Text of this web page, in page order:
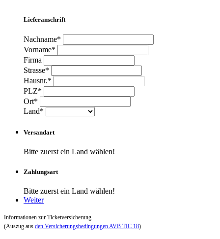
Lieferanschrift
Nachname*
Vorname*
Firma
Strasse*
Hausnr.*
PLZ*
Ort*
Land*
Versandart
Bitte zuerst ein Land wählen!
Zahlungsart
Bitte zuerst ein Land wählen!
Weiter
Informationen zur Ticketversicherung
(Auszug aus den Versicherungsbedingungen AVB TIC 18)